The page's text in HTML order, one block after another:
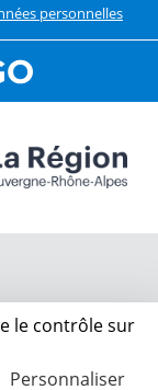
personnelles
le contrôle sur
Personnaliser